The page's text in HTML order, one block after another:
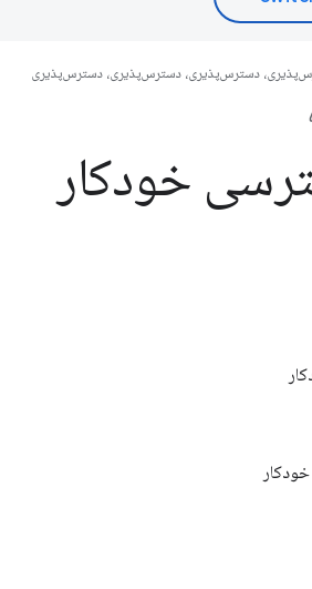
دسترس‌پذیری، دسترس‌پذیری، دسترس‌پذیری
خودکار